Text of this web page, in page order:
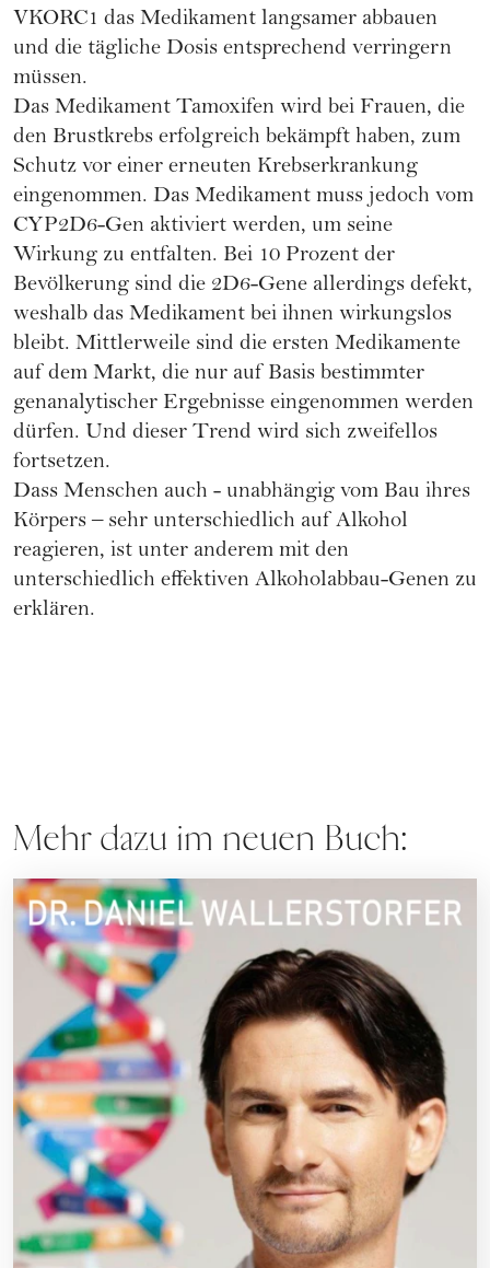
VKORC1 das Medikament langsamer abbauen
und die tägliche Dosis entsprechend verringern
müssen.
Das Medikament Tamoxifen wird bei Frauen, die
den Brustkrebs erfolgreich bekämpft haben, zum
Schutz vor einer erneuten Krebserkrankung
eingenommen. Das Medikament muss jedoch vom
CYP2D6-Gen aktiviert werden, um seine
Wirkung zu entfalten. Bei 10 Prozent der
Bevölkerung sind die 2D6-Gene allerdings defekt,
weshalb das Medikament bei ihnen wirkungslos
bleibt. Mittlerweile sind die ersten Medikamente
auf dem Markt, die nur auf Basis bestimmter
genanalytischer Ergebnisse eingenommen werden
dürfen. Und dieser Trend wird sich zweifellos
fortsetzen.
Dass Menschen auch - unabhängig vom Bau ihres
Körpers – sehr unterschiedlich auf Alkohol
reagieren, ist unter anderem mit den
unterschiedlich effektiven Alkoholabbau-Genen zu
erklären.
Mehr dazu im neuen Buch: